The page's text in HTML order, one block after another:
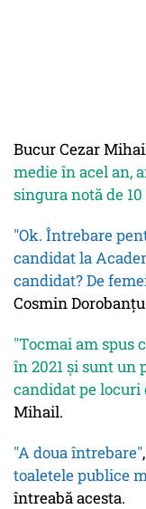
Bucur Cezar
medie în acel an,
singura notă de
"Ok. Întrebare
candidat la
candidat? De
Cosmin
"Tocmai am spus
în 2021 și sunt un
candidat pe locuri
Mihail.
"A doua întrebare"
toaletele publice
întreabă acesta.